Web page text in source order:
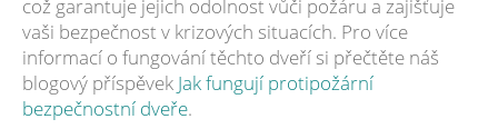
což garantuje jejich odolnost vůči požáru a zajišťuje
vaši bezpečnost v krizových situacích. Pro více
informací o fungování těchto dveří si přečtěte náš
blogový příspěvek Jak fungují protipožární
bezpečnostní dveře.